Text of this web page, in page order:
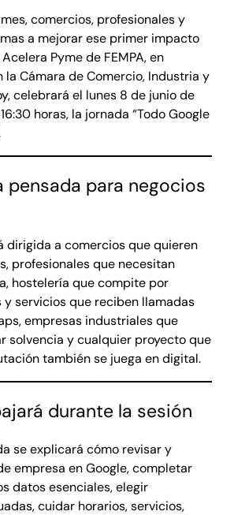
comercios, profesionales y
a mejorar ese primer impacto
Pyme de FEMPA, en
Cámara de Comercio, Industria y
celebrará el lunes 8 de junio de
horas, la jornada “Todo Google
pensada para negocios
dirigida a comercios que quieren
profesionales que necesitan
hostelería que compite por
y servicios que reciben llamadas
empresas industriales que
solvencia y cualquier proyecto que
también se juega en digital.
durante la sesión
se explicará cómo revisar y
empresa en Google, completar
datos esenciales, elegir
cuidar horarios, servicios,